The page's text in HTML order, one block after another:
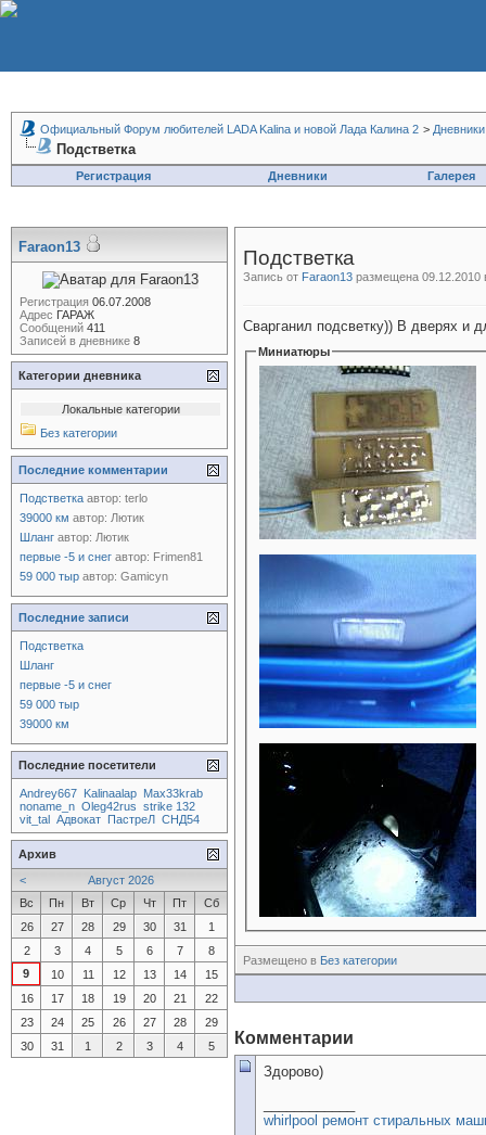
Официальный Форум любителей LADA Kalina и новой Лада Калина 2 > Дневники
Подстветка
Регистрация Дневники Галерея
Подстветка
Запись от Faraon13 размещена 09.12.2010
Сварганил подсветку)) В дверях и
Миниатюры
Размещено в Без категории
Комментарии
Здорово)
whirlpool ремонт стиральных
Faraon13
Регистрация 06.07.2008
Адрес ГАРАЖ
Сообщений 411
Записей в дневнике 8
Категории дневника
Локальные категории
Без категории
Последние комментарии
Подстветка автор: terlo
39000 км автор: Лютик
Шланг автор: Лютик
первые -5 и снег автор: Frimen81
59 000 тыр автор: Gamicyn
Последние записи
Подстветка
Шланг
первые -5 и снег
59 000 тыр
39000 км
Последние посетители
Andrey667 Kalinaalap Max33krab
noname_n Oleg42rus strike 132
vit_tal Адвокат ПастреЛ СНД54
Архив
<
Август 2026
Вс
Пн Вт Ср Чт Пт
Сб
26
27 28 29 30 31
1
2
3 4 5 6 7
8
9
10 11 12 13 14
15
16
17 18 19 20 21
22
23
24 25 26 27 28
29
30
31 1 2 3 4 5